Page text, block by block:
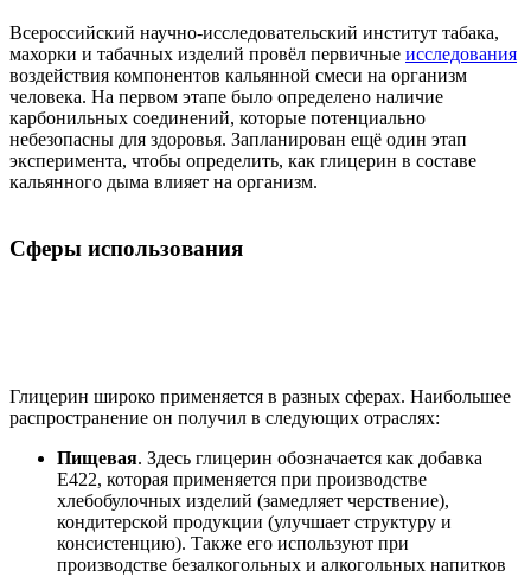
Всероссийский научно-исследовательский институт табака,
махорки и табачных изделий провёл первичные исследования
воздействия компонентов кальянной смеси на организм
человека. На первом этапе было определено наличие
карбонильных соединений, которые потенциально
небезопасны для здоровья. Запланирован ещё один этап
эксперимента, чтобы определить, как глицерин в составе
кальянного дыма влияет на организм.
Сферы использования
Глицерин широко применяется в разных сферах. Наибольшее
распространение он получил в следующих отраслях:
Пищевая. Здесь глицерин обозначается как добавка
Е422, которая применяется при производстве
хлебобулочных изделий (замедляет черствение),
кондитерской продукции (улучшает структуру и
консистенцию). Также его используют при
производстве безалкогольных и алкогольных напитков